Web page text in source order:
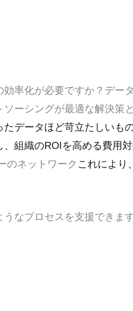
率化が必要ですか？デー
ーシングが最適な解決策
データほど苛立たしいも
組織のROIを高める費用
のネットワーク これにより
なプロセスを支援できます